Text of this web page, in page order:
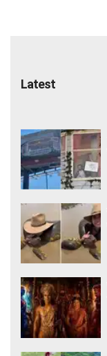
Latest